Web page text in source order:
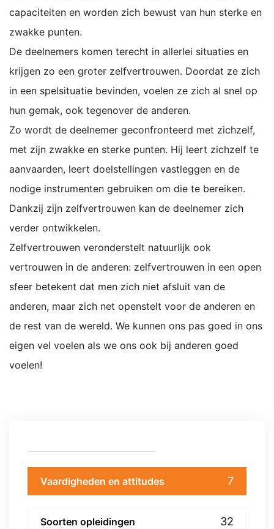
capaciteiten en worden zich bewust van hun sterke en
zwakke punten.
De deelnemers komen terecht in allerlei situaties en
krijgen zo een groter zelfvertrouwen. Doordat ze zich
in een spelsituatie bevinden, voelen ze zich al snel op
hun gemak, ook tegenover de anderen.
Zo wordt de deelnemer geconfronteerd met zichzelf,
met zijn zwakke en sterke punten. Hij leert zichzelf te
aanvaarden, leert doelstellingen vastleggen en de
nodige instrumenten gebruiken om die te bereiken.
Dankzij zijn zelfvertrouwen kan de deelnemer zich
verder ontwikkelen.
Zelfvertrouwen veronderstelt natuurlijk ook
vertrouwen in de anderen: zelfvertrouwen in een open
sfeer betekent dat men zich niet afsluit van de
anderen, maar zich net openstelt voor de anderen en
de rest van de wereld. We kunnen ons pas goed in ons
eigen vel voelen als we ons ook bij anderen goed
voelen!
Vaardigheden en attitudes 7
Soorten opleidingen 32